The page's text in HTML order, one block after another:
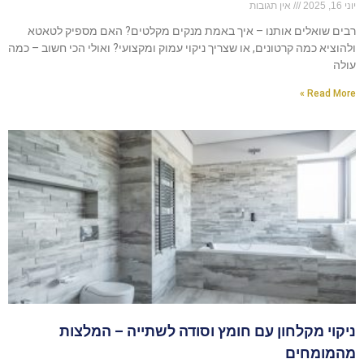
יוני 16, 2025 אין תגובות
רבים שואלים אותנו – איך באמת מנקים מקלטים? האם מספיק לטאטא
ולהוציא כמה קרטונים, או שצריך ניקוי עמוק ומקצועי? ואולי הכי חשוב – כמה
עולה
Read More »
ניקוי מקלחון עם חומץ וסודה לשתייה – המלצות
מהמומחים